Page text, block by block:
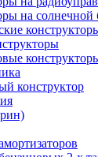
на солнечной
конструктор